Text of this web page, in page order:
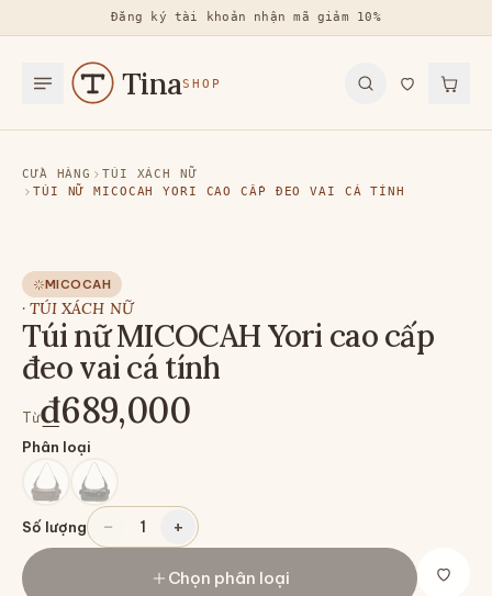
Đăng ký tài khoản nhận mã giảm 10%
TinaSHOP
CỬA HÀNG
TÚI XÁCH NỮ
TÚI NỮ MICOCAH YORI CAO CẤP ĐEO VAI CÁ TÍNH
MICOCAH
· TÚI XÁCH NỮ
Túi nữ MICOCAH Yori cao cấp
đeo vai cá tính
Từ₫689,000
Phân loại
Số lượng − 1 +
Chọn phân loại